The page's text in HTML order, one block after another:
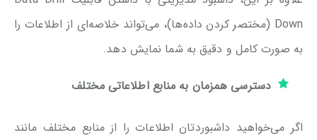
Down (مختصر کردن داده‌ها)، می‌تواند خلاصه‌ای از اطلاعات را
به صورت کامل و دقیق به شما نمایش دهد.
دسترسی همزمان به منابع اطلاعاتی مختلف
اگر می‌خواهید داشبوردتان اطلاعات را از منابع مختلف مانند